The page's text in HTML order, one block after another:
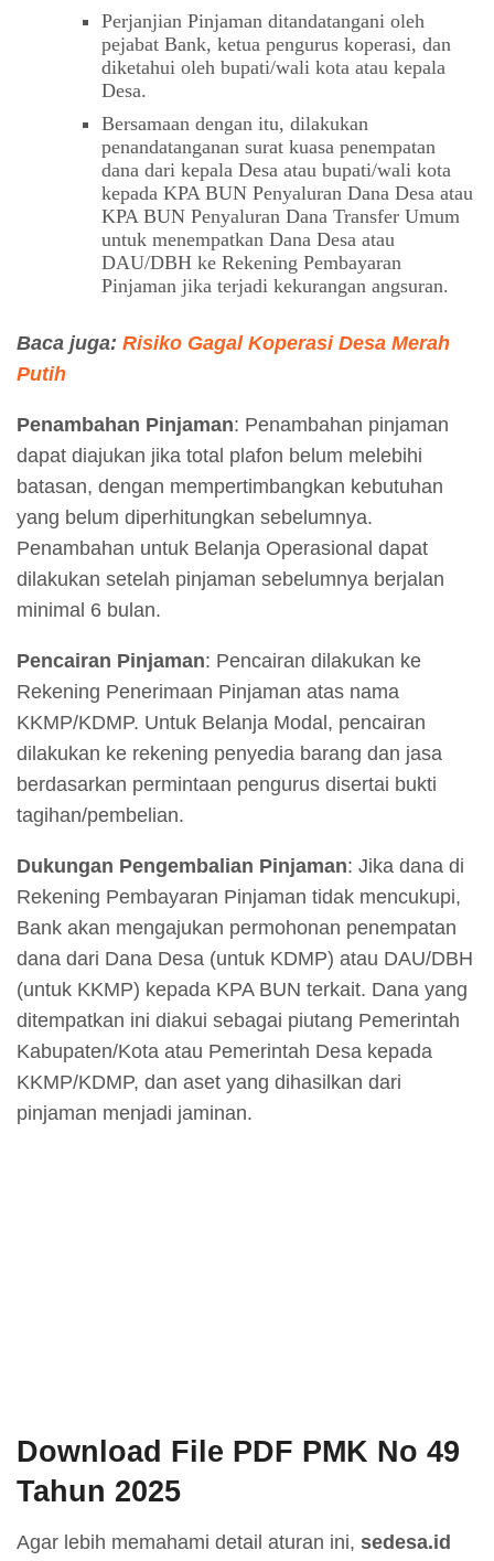
Perjanjian Pinjaman ditandatangani oleh
pejabat Bank, ketua pengurus koperasi, dan
diketahui oleh bupati/wali kota atau kepala
Desa.
Bersamaan dengan itu, dilakukan
penandatanganan surat kuasa penempatan
dana dari kepala Desa atau bupati/wali kota
kepada KPA BUN Penyaluran Dana Desa atau
KPA BUN Penyaluran Dana Transfer Umum
untuk menempatkan Dana Desa atau
DAU/DBH ke Rekening Pembayaran
Pinjaman jika terjadi kekurangan angsuran.
Baca juga: Risiko Gagal Koperasi Desa Merah
Putih
Penambahan Pinjaman: Penambahan pinjaman
dapat diajukan jika total plafon belum melebihi
batasan, dengan mempertimbangkan kebutuhan
yang belum diperhitungkan sebelumnya.
Penambahan untuk Belanja Operasional dapat
dilakukan setelah pinjaman sebelumnya berjalan
minimal 6 bulan.
Pencairan Pinjaman: Pencairan dilakukan ke
Rekening Penerimaan Pinjaman atas nama
KKMP/KDMP. Untuk Belanja Modal, pencairan
dilakukan ke rekening penyedia barang dan jasa
berdasarkan permintaan pengurus disertai bukti
tagihan/pembelian.
Dukungan Pengembalian Pinjaman: Jika dana di
Rekening Pembayaran Pinjaman tidak mencukupi,
Bank akan mengajukan permohonan penempatan
dana dari Dana Desa (untuk KDMP) atau DAU/DBH
(untuk KKMP) kepada KPA BUN terkait. Dana yang
ditempatkan ini diakui sebagai piutang Pemerintah
Kabupaten/Kota atau Pemerintah Desa kepada
KKMP/KDMP, dan aset yang dihasilkan dari
pinjaman menjadi jaminan.
Download File PDF PMK No 49
Tahun 2025
Agar lebih memahami detail aturan ini, sedesa.id